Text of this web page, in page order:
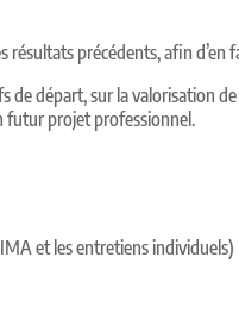
résultats précédents, afin
de départ, sur la valorisation
futur projet professionnel.
et les entretiens individuels)